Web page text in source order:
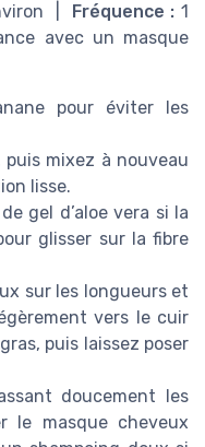
| Fréquence : 1
avec un masque
pour éviter les
mixez à nouveau
lisse.
gel d’aloe vera si la
glisser sur la fibre
sur les longueurs et
vers le cuir
puis laissez poser
doucement les
le masque cheveux